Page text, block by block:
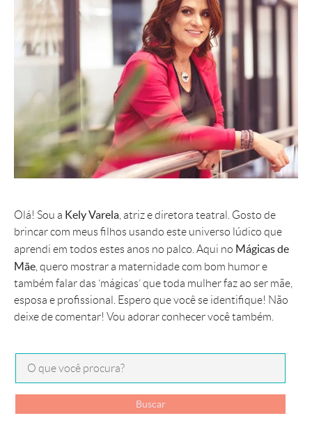
Olá! Sou a Kely Varela , atriz e diretora teatral. Gosto de
brincar com meus filhos usando este universo lúdico que
aprendi em todos estes anos no palco. Aqui no Mágicas de
Mãe , quero mostrar a maternidade com bom humor e
também falar das ‘mágicas’ que toda mulher faz ao ser mãe,
esposa e profissional. Espero que você se identifique! Não
deixe de comentar! Vou adorar conhecer você também.